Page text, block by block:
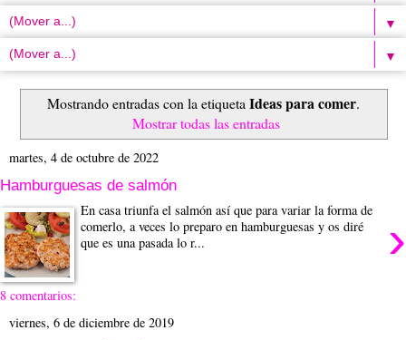
▼
▼
Mostrando entradas con la etiqueta Ideas para comer.
Mostrar todas las entradas
martes, 4 de octubre de 2022
Hamburguesas de salmón
›
En casa triunfa el salmón así que para variar la forma de
comerlo, a veces lo preparo en hamburguesas y os diré
que es una pasada lo r...
8 comentarios:
viernes, 6 de diciembre de 2019